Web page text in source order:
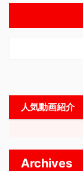
人気動画紹介
Archives